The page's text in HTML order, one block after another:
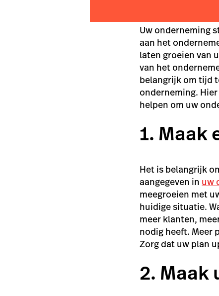
Uw onderneming
aan het
laten groeien van
van het
belangrijk om tijd
onderneming.
helpen om uw
1. Maak
Het is belangrijk
aangegeven in uw
meegroeien met
huidige situatie.
meer klanten,
nodig heeft. Meer
Zorg dat uw plan
2. Maak